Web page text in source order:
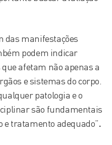
das manifestações
podem indicar
afetam não apenas a
e sistemas do corpo.
patologia e o
são fundamentais
tratamento adequado”.